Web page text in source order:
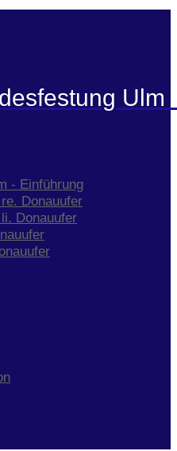
Ulm
- Einführung
Donauufer
Donauufer